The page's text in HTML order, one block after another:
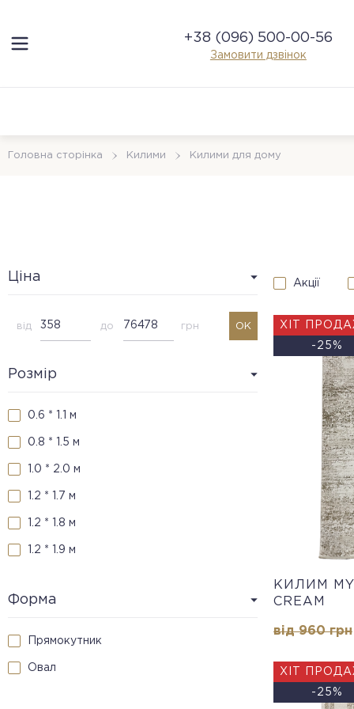
+38 (096) 500-00-56
Замовити дзвінок
Головна сторінка Килими Килими для дому
Ціна
від до грн OK
Розмір
0.6 * 1.1 м
0.8 * 1.5 м
1.0 * 2.0 м
1.2 * 1.7 м
1.2 * 1.8 м
1.2 * 1.9 м
1.25 * 1.8 м
Форма
Прямокутник
Овал
Акції
ХІТ
-25%
КИЛИМ
CREAM
від 960 грн
ХІТ
-25%